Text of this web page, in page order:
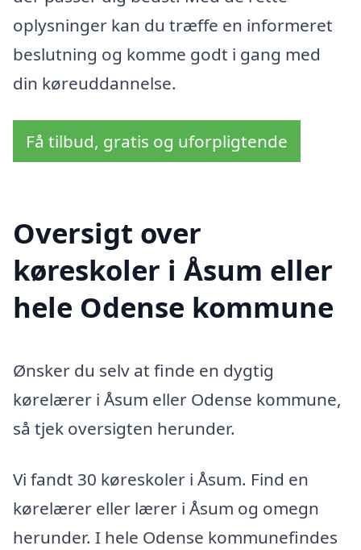
oplysninger kan du træffe en informeret
beslutning og komme godt i gang med
din køreuddannelse.
Få tilbud, gratis og uforpligtende
Oversigt over
køreskoler i Åsum eller
hele Odense kommune
Ønsker du selv at finde en dygtig
kørelærer i Åsum eller Odense kommune,
så tjek oversigten herunder.
Vi fandt 30 køreskoler i Åsum. Find en
kørelærer eller lærer i Åsum og omegn
herunder. I hele Odense kommunefindes